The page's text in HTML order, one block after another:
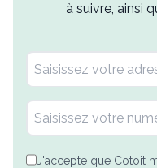
à suivre, ainsi
J'accepte que Cotoit